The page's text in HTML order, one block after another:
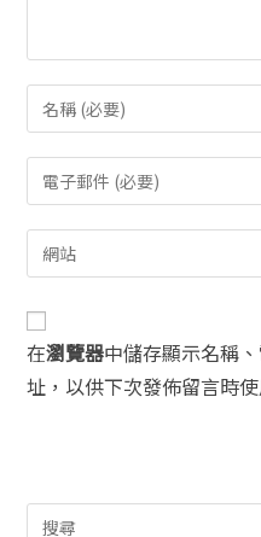
在瀏覽器中儲存顯示名稱
址，以供下次發佈留言時使